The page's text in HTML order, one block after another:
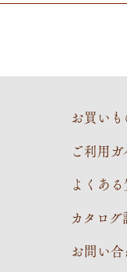
お買いも
ご利用ガ
よくあ
カタログ
お問い